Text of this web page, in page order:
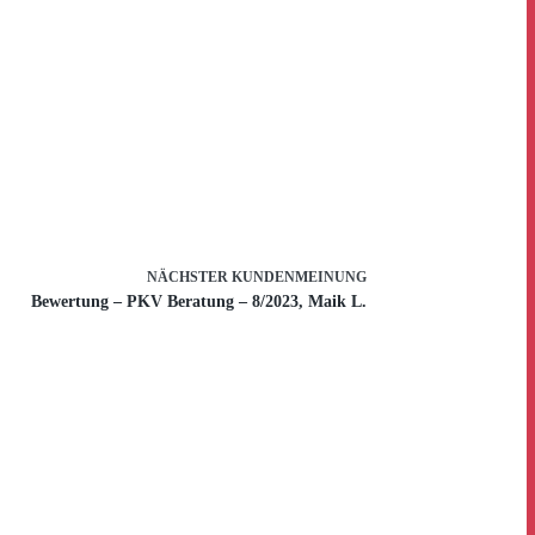
NÄCHSTER KUNDENMEINUNG
Bewertung – PKV Beratung – 8/2023, Maik L.